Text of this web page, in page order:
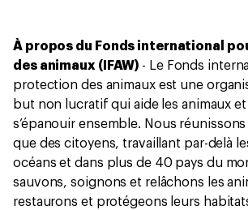
À propos du Fonds international
des animaux (IFAW) - Le Fonds
protection des animaux est une
but non lucratif qui aide les animaux
s’épanouir ensemble. Nous
que des citoyens, travaillant par-delà
océans et dans plus de 40 pays du
sauvons, soignons et relâchons les
restaurons et protégeons leurs